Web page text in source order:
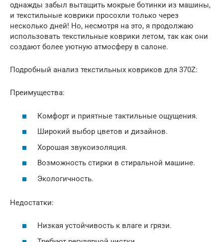
однажды забыл вытащить мокрые ботинки из машины,
и текстильные коврики просохли только через
несколько дней! Но, несмотря на это, я продолжаю
использовать текстильные коврики летом, так как они
создают более уютную атмосферу в салоне.
Подробный анализ текстильных ковриков для 370Z:
Преимущества:
Комфорт и приятные тактильные ощущения.
Широкий выбор цветов и дизайнов.
Хорошая звукоизоляция.
Возможность стирки в стиральной машине.
Экологичность.
Недостатки:
Низкая устойчивость к влаге и грязи.